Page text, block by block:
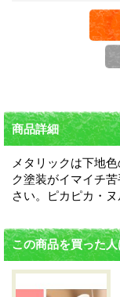
商品詳細
メタリックは下地
ク塗装がイマイチ
さい。ピカピカ・ヌ
この商品を買った